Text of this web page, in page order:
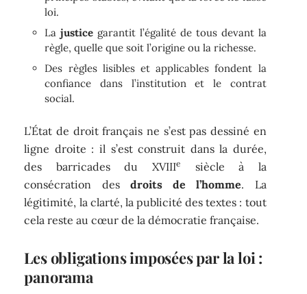
loi.
Lajustice garantit l’égalité de tous devant la
règle, quelle que soit l’origine ou la richesse.
Des règles lisibles et applicables fondent la
confiance dans l’institution et le contrat
social.
L’État de droit français ne s’est pas dessiné en
ligne droite : il s’est construit dans la durée,
des barricades du XVIIIe
siècle à la
consécration des droits de l’homme. La
légitimité, la clarté, la publicité des textes : tout
cela reste au cœur de la démocratie française.
Les obligations imposées par la loi :
panorama